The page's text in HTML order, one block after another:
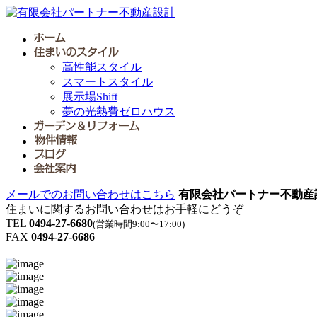
高性能スタイル
スマートスタイル
展示場Shift
夢の光熱費ゼロハウス
メールでのお問い合わせはこちら 有限会社パートナー不動産
住まいに関するお問い合わせはお手軽にどうぞ
TEL 0494-27-6680(営業時間9:00〜17:00)
FAX 0494-27-6686